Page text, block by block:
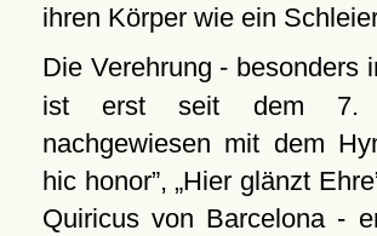
ihren Körper wie ein
Die Verehrung - besonders
ist erst seit dem 7.
nachgewiesen mit dem
hic honor , Hier glänzt Ehre
Quiricus von Barcelona -